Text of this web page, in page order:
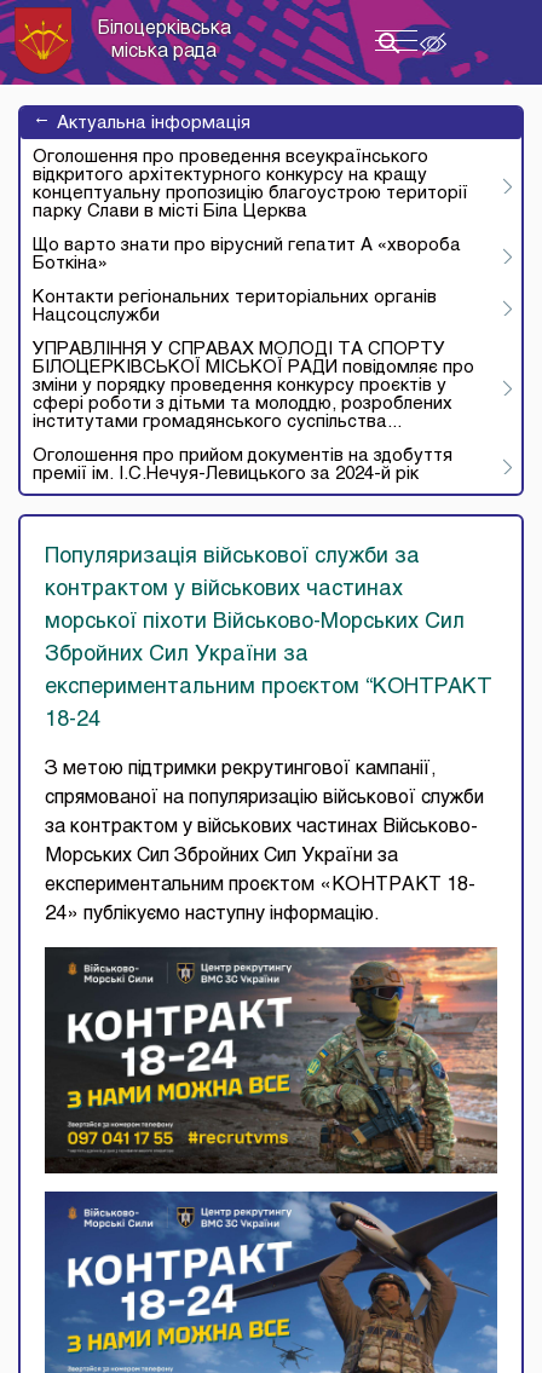
Toggle
navigation
Білоцерківська
міська рада
→ Актуальна інформація
Оголошення про проведення всеукраїнського
відкритого архітектурного конкурсу на кращу
концептуальну пропозицію благоустрою території
парку Слави в місті Біла Церква
Що варто знати про вірусний гепатит А «хвороба
Боткіна»
Контакти регіональних територіальних органів
Нацсоцслужби
УПРАВЛІННЯ У СПРАВАХ МОЛОДІ ТА СПОРТУ
БІЛОЦЕРКІВСЬКОЇ МІСЬКОЇ РАДИ повідомляє про
зміни у порядку проведення конкурсу проєктів у
сфері роботи з дітьми та молоддю, розроблених
інститутами громадянського суспільства...
Оголошення про прийом документів на здобуття
премії ім. І.С.Нечуя-Левицького за 2024-й рік
Популяризація військової служби за
контрактом у військових частинах
морської піхоти Військово-Морських Сил
Збройних Сил України за
експериментальним проєктом “КОНТРАКТ
18-24
З метою підтримки рекрутингової кампанії,
спрямованої на популяризацію військової служби
за контрактом у військових частинах Військово-
Морських Сил Збройних Сил України за
експериментальним проєктом «КОНТРАКТ 18-
24» публікуємо наступну інформацію.